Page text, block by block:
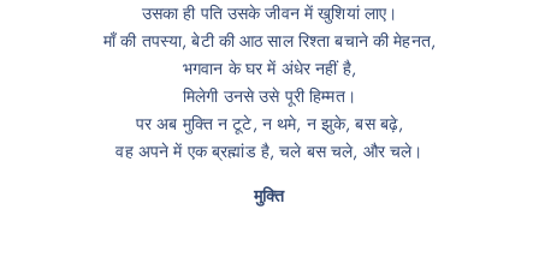
उसका ही पति उसके जीवन में खुशियां लाए।
माँ की तपस्या, बेटी की आठ साल रिश्ता बचाने की मेहनत,
भगवान के घर में अंधेर नहीं है,
मिलेगी उनसे उसे पूरी हिम्मत।
पर अब मुक्ति न टूटे, न थमे, न झुके, बस बढ़े,
वह अपने में एक ब्रह्मांड है, चले बस चले, और चले।
मुक्ति